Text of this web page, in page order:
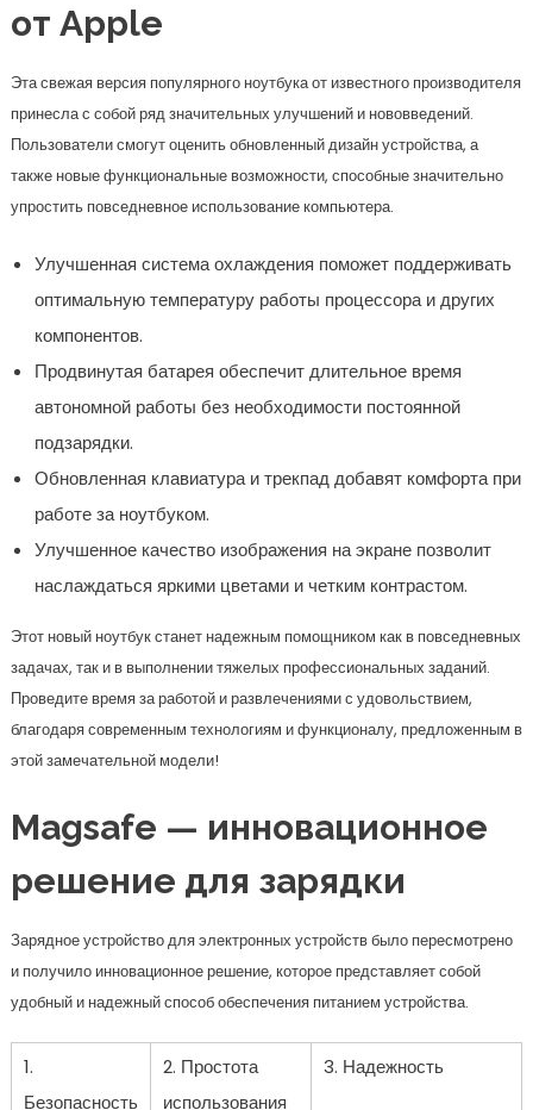
от Apple
Эта свежая версия популярного ноутбука от известного производителя
принесла с собой ряд значительных улучшений и нововведений.
Пользователи смогут оценить обновленный дизайн устройства, а
также новые функциональные возможности, способные значительно
упростить повседневное использование компьютера.
Улучшенная система охлаждения поможет поддерживать
оптимальную температуру работы процессора и других
компонентов.
Продвинутая батарея обеспечит длительное время
автономной работы без необходимости постоянной
подзарядки.
Обновленная клавиатура и трекпад добавят комфорта при
работе за ноутбуком.
Улучшенное качество изображения на экране позволит
наслаждаться яркими цветами и четким контрастом.
Этот новый ноутбук станет надежным помощником как в повседневных
задачах, так и в выполнении тяжелых профессиональных заданий.
Проведите время за работой и развлечениями с удовольствием,
благодаря современным технологиям и функционалу, предложенным в
этой замечательной модели!
Magsafe — инновационное
решение для зарядки
Зарядное устройство для электронных устройств было пересмотрено
и получило инновационное решение, которое представляет собой
удобный и надежный способ обеспечения питанием устройства.
1.
Безопасность
2. Простота
использования
3. Надежность